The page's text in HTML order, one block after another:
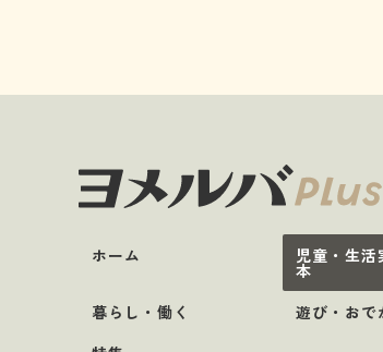
ホーム 児童・生活
本
暮らし・働く 遊び・おで